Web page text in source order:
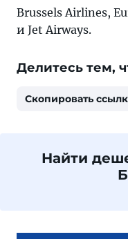
Brussels Airlines,
и Jet Airways.
Делитесь тем,
Скопировать
Найти